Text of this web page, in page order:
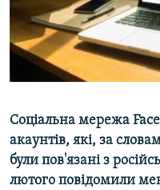
ІНФОГРАФІКА
ДОЛУЧАЙСЯ!
Соціальна мережа
акаунтів, які, за
були пов'язані з
лютого повідомили